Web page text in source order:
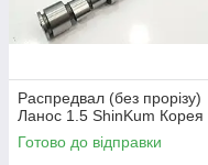
Распредвал (без прорізу)
Ланос 1.5 ShinKum Корея
Готово до відправки